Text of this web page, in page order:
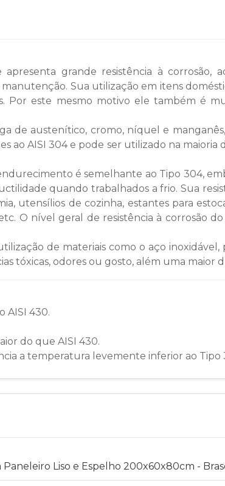
grande resistência à corrosão,
Sua utilização em itens
este mesmo motivo ele também é
de austenítico, cromo, níquel e
AISI 304 e pode ser utilizado na maioria
é semelhante ao Tipo 304,
quando trabalhados a frio. Sua
utensílios de cozinha, estantes para
O nível geral de resistência à corrosão
de materiais como o aço
tóxicas, odores ou gosto, além uma maior
AISI 430.
do que AISI 430.
a temperatura levemente inferior ao Tipo
Paneleiro Liso e Espelho 200x60x80cm -